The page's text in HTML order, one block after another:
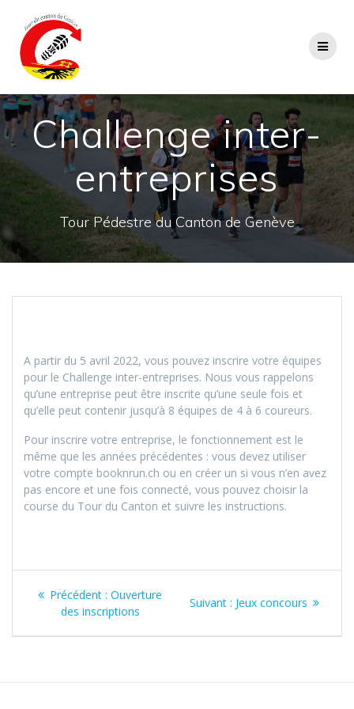
Challenge inter-
entreprises
Tour Pédestre du Canton de Genève
A partir du 5 avril 2022, vous pouvez inscrire votre équipes
pour le Challenge inter-entreprises. Nous vous rappelons
qu’une entreprise peut être inscrite qu’une seule fois et
qu’elle peut contenir jusqu’à 8 équipes de 4 à 6 coureurs.
Pour inscrire votre entreprise, le fonctionnement est le
même que les années précédentes : vous devez utiliser
votre compte booknrun.ch ou en créer un si vous n’en avez
pas encore et une fois connecté, vous pouvez choisir la
course du Tour du Canton et suivre les instructions.
Navigation
Précédent : Article
précédent
Ouverture
des inscriptions
Suivant : Article
:
Jeux concours